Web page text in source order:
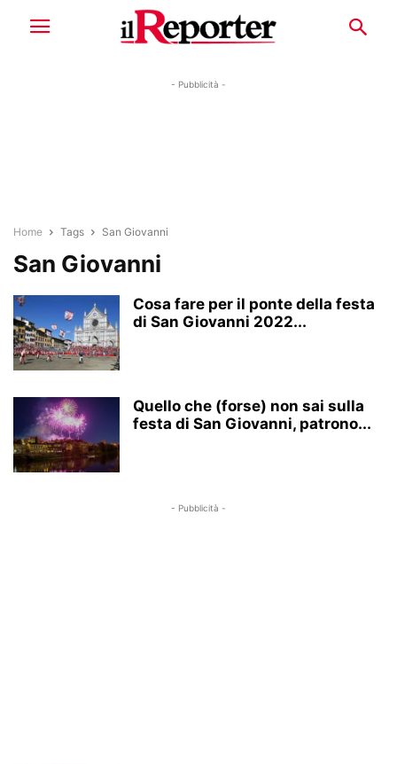
- Pubblicità -
Home Tags San Giovanni
San Giovanni
Cosa fare per il ponte della festa
di San Giovanni 2022...
Quello che (forse) non sai sulla
festa di San Giovanni, patrono...
- Pubblicità -